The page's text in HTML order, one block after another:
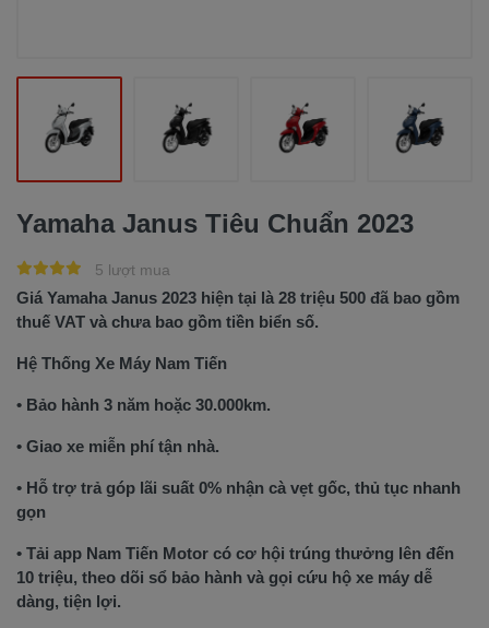
Yamaha Janus Tiêu Chuẩn 2023
5 lượt mua
Giá Yamaha Janus 2023 hiện tại là 28 triệu 500 đã bao gồm
thuế VAT và chưa bao gồm tiền biển số.
Hệ Thống Xe Máy Nam Tiến
• Bảo hành 3 năm hoặc 30.000km.
• Giao xe miễn phí tận nhà.
• Hỗ trợ trả góp lãi suất 0% nhận cà vẹt gốc, thủ tục nhanh
gọn
• Tải app Nam Tiến Motor có cơ hội trúng thưởng lên đến
10 triệu, theo dõi sổ bảo hành và gọi cứu hộ xe máy dễ
dàng, tiện lợi.